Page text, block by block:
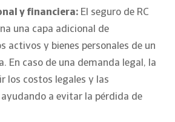
y financiera: El seguro de RC
una capa adicional de
activos y bienes personales de un
En caso de una demanda legal, la
los costos legales y las
a evitar la pérdida de